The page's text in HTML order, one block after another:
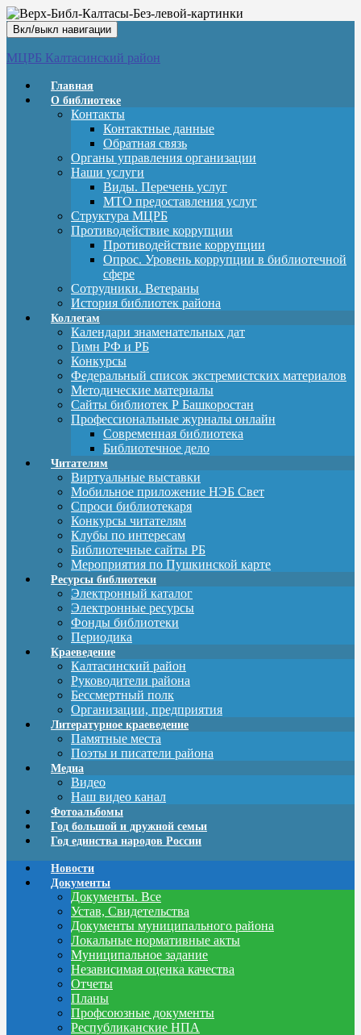
Вкл/выкл навигации
МЦРБ Калтасинский район
Главная
О библиотеке
Контакты
Контактные данные
Обратная связь
Органы управления организации
Наши услуги
Виды. Перечень услуг
МТО предоставления услуг
Структура МЦРБ
Противодействие коррупции
Противодействие коррупции
Опрос. Уровень коррупции в библиотечной
сфере
Сотрудники. Ветераны
История библиотек района
Коллегам
Календари знаменательных дат
Гимн РФ и РБ
Конкурсы
Федеральный список экстремистских материалов
Методические материалы
Сайты библиотек Р Башкоростан
Профессиональные журналы онлайн
Современная библиотека
Библиотечное дело
Читателям
Виртуальные выставки
Мобильное приложение НЭБ Свет
Спроси библиотекаря
Конкурсы читателям
Клубы по интересам
Библиотечные сайты РБ
Мероприятия по Пушкинской карте
Ресурсы библиотеки
Электронный каталог
Электронные ресурсы
Фонды библиотеки
Периодика
Краеведение
Калтасинский район
Руководители района
Бессмертный полк
Организации, предприятия
Литературное краеведение
Памятные места
Поэты и писатели района
Медиа
Видео
Наш видео канал
Фотоальбомы
Год большой и дружной семьи
Год единства народов России
Новости
Документы
Документы. Все
Устав, Свидетельства
Документы муниципального района
Локальные нормативные акты
Муниципальное задание
Независимая оценка качества
Отчеты
Планы
Профсоюзные документы
Республиканские НПА